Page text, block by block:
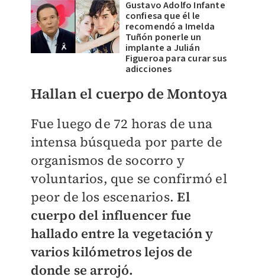
Gustavo Adolfo Infante
confiesa que él le
recomendó a Imelda
Tuñón ponerle un
implante a Julián
Figueroa para curar sus
adicciones
Hallan el cuerpo de Montoya
Fue luego de 72 horas de una
intensa búsqueda por parte de
organismos de socorro y
voluntarios, que se confirmó el
peor de los escenarios.El
cuerpo del influencer fue
hallado entre la vegetación y
varios kilómetros lejos de
donde se arrojó.